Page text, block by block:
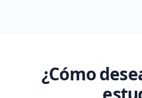
¿Cómo